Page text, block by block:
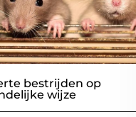
bestrijden op
wijze